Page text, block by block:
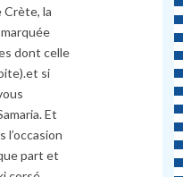
Crète, la
dont celle
si
Et
l’occasion
part et